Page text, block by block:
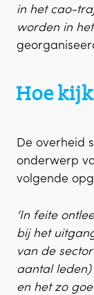
in het cao-
worden in
Hoe
De overheid
onderwerp
volgende
‘In feite
bij het
van de
aantal
en het zo